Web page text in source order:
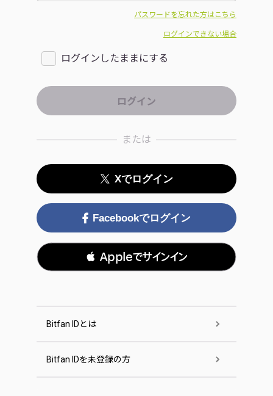
パスワードを忘れた方はこちら
ログインできない場合
ログインしたままにする
または
Xでログイン
Facebookでログイン
 Appleでサインイン
Bitfan IDとは
Bitfan IDを未登録の方